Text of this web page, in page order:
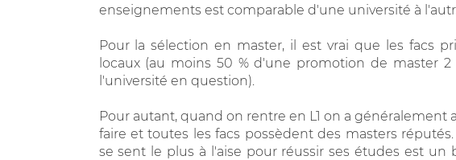
enseignements est comparable d'une université à
Pour la sélection en master, il est vrai que les facs
locaux (au moins 50 % d'une promotion de master
l'université en question).
Pour autant, quand on rentre en L1 on a
faire et toutes les facs possèdent des masters
se sent le plus à l'aise pour réussir ses études est un